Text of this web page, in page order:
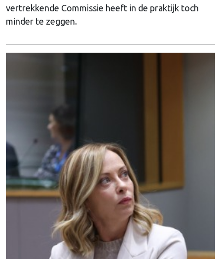
vertrekkende Commissie heeft in de praktijk toch
minder te zeggen.